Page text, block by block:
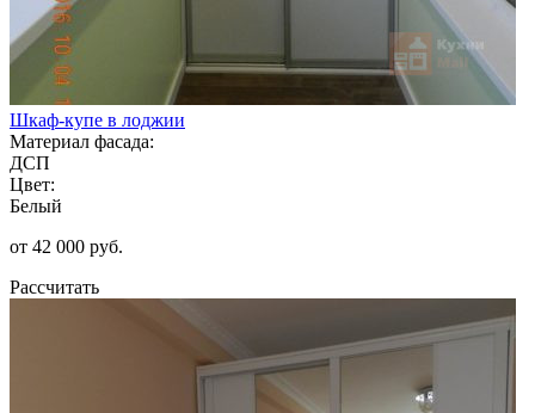
Шкаф-купе в лоджии
Материал фасада:
ДСП
Цвет:
Белый
от 42 000 руб.
Рассчитать